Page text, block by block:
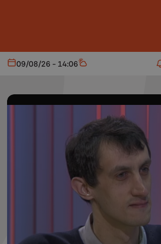
Aujourd'hui
09/08/26 - 14:06 Météo